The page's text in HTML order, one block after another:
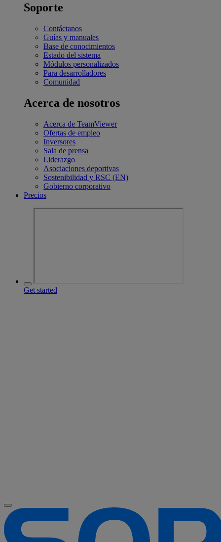
Soporte
Contáctanos
Guías y manuales
Base de conocimientos
Estado del sistema
Módulos personalizados
Para desarrolladores
Comunidad
Acerca de nosotros
Acerca de TeamViewer
Ofertas de empleo
Inversores
Sala de prensa
Liderazgo
Asociaciones deportivas
Sostenibilidad y RSC (EN)
Gobierno corporativo
Precios
Get started